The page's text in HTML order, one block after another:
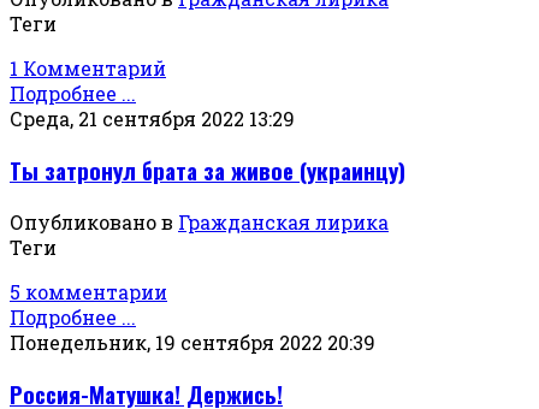
Теги
1 Комментарий
Подробнее ...
Среда, 21 сентября 2022 13:29
Ты затронул брата за живое (украинцу)
Опубликовано в Гражданская лирика
Теги
5 комментарии
Подробнее ...
Понедельник, 19 сентября 2022 20:39
Россия-Матушка! Держись!